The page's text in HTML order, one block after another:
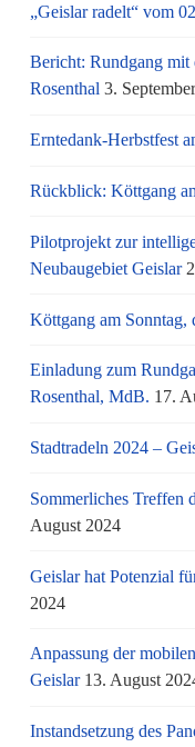
„Geislar radelt“ vom
Bericht: Rundgang mit
Rosenthal 3.
Erntedank-Herbstfest
Rückblick: Köttgang
Pilotprojekt zur
Neubaugebiet Geislar
Köttgang am Sonntag,
Einladung zum
Rosenthal, MdB. 17.
Stadtradeln 2024 –
Sommerliches Treffen
August 2024
Geislar hat Potenzial
2024
Anpassung der
Geislar 13. August
Instandsetzung des